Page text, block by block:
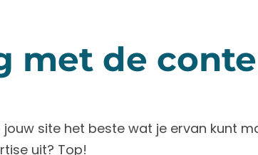
met de
jouw site het beste wat je ervan kunt
uit? Top!